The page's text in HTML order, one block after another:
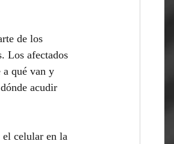
de los
Los afectados
qué van y
acudir
el celular en la